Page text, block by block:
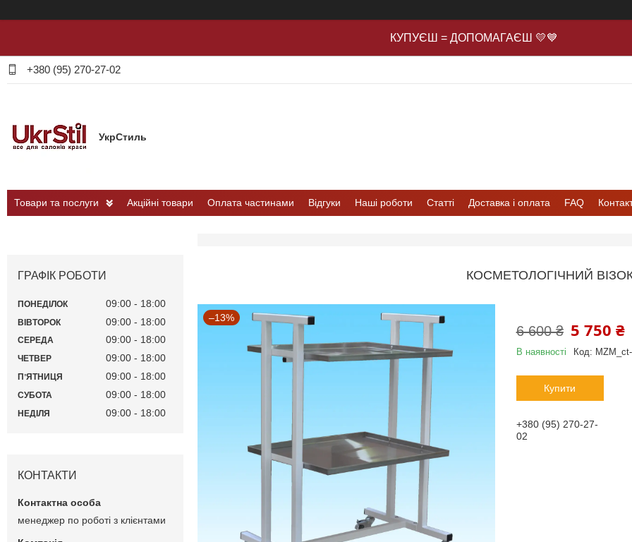
КУПУЄШ = ДОПОМАГАЄШ 💛💙
+380 (95) 270-27-02
УкрСтиль
Товари та послуги Акційні товари Оплата частинами Відгуки Наші роботи Статті Доставка і оплата FAQ
КОСМЕТОЛОГІЧНИЙ
–13%
6 600 ₴ 5 750 ₴
В наявності Код:
Купити
+380 (95) 270-27-
02
ГРАФІК РОБОТИ
ПОНЕДІЛОК 09:00 18:00
ВІВТОРОК 09:00 18:00
СЕРЕДА 09:00 18:00
ЧЕТВЕР 09:00 18:00
ПʼЯТНИЦЯ 09:00 18:00
СУБОТА 09:00 18:00
НЕДІЛЯ 09:00 18:00
КОНТАКТИ
менеджер по роботі з клієнтами